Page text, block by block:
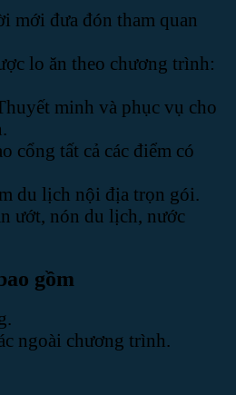
mới đưa đón tham quan
lo ăn theo chương trình:
minh và phục vụ cho
cổng tất cả các điểm có
du lịch nội địa trọn gói.
ướt, nón du lịch, nước
gồm
ngoài chương trình.